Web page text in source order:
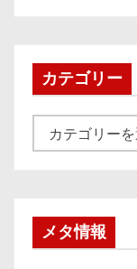
ブカテゴリー
テ
メタ情報